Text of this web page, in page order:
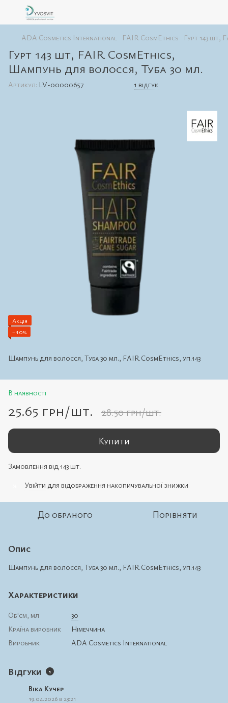
ADA Cosmetics International FAIR CosmEthics Гурт 143 шт,
Гурт 143 шт, FAIR CosmEthics,
Шампунь для волосся, Туба 30 мл.
Артикул: LV-00000657 1 відгук
Акція
−10%
Шампунь для волосся, Туба 30 мл., FAIR CosmEthics, уп.143
В наявності
25.65 грн/шт. 28.50 грн/шт.
Купити
Замовлення від 143 шт.
Увійти для відображення накопичувальної знижки
До обраного Порівняти
Опис
Шампунь для волосся, Туба 30 мл., FAIR CosmEthics, уп.143
Характеристики
Об'єм, мл
30
Країна виробник
Німеччина
Виробник
ADA Cosmetics International
Відгуки 1
Віка Кучер
19.04.2026 в 23:21